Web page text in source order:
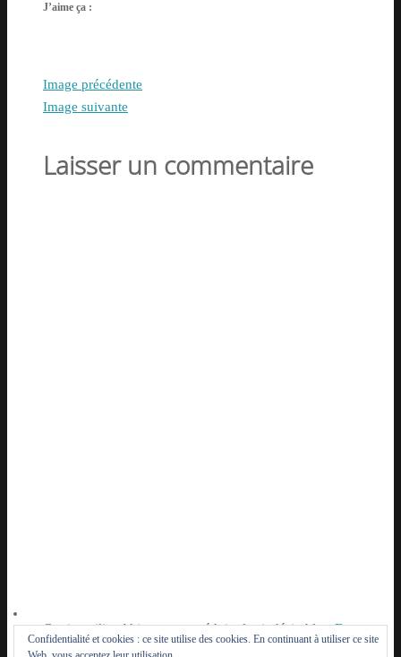
J’aime ça :
Image précédente
Image suivante
Laisser un commentaire
Ce site utilise Akismet pour réduire les indésirables.En
savoir plus sur la façon dont les données de vos
Confidentialité et cookies : ce site utilise des cookies. En continuant à utiliser ce site